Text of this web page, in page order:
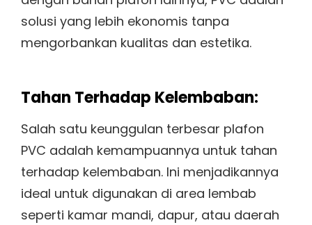
solusi yang lebih ekonomis tanpa
mengorbankan kualitas dan estetika.
Tahan Terhadap Kelembaban:
Salah satu keunggulan terbesar plafon
PVC adalah kemampuannya untuk tahan
terhadap kelembaban. Ini menjadikannya
ideal untuk digunakan di area lembab
seperti kamar mandi, dapur, atau daerah